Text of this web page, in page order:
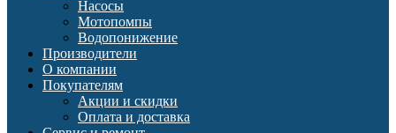
Насосы
Мотопомпы
Водопонижение
Производители
О компании
Покупателям
Акции и скидки
Оплата и доставка